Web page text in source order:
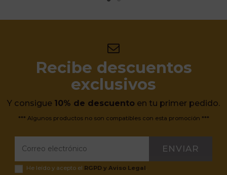
Recibe descuentos
exclusivos
Y consigue 10% de descuento en tu primer pedido.
*** Algunos productos no son compatibles con esta promoción ***
ENVIAR
He leído y acepto el RGPD y Aviso Legal